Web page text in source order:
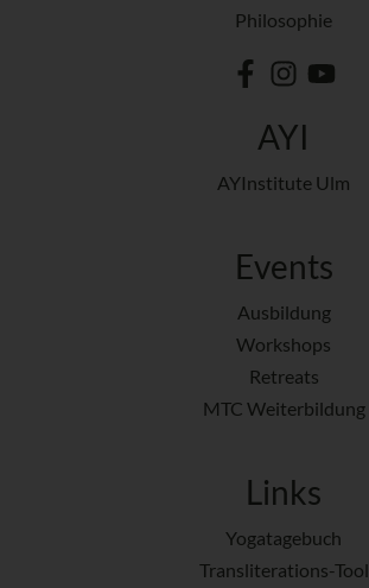
Philosophie
AYI
AYInstitute Ulm
Events
Ausbildung
Workshops
Retreats
MTC Weiterbildung
Links
Yogatagebuch
Transliterations-Tool